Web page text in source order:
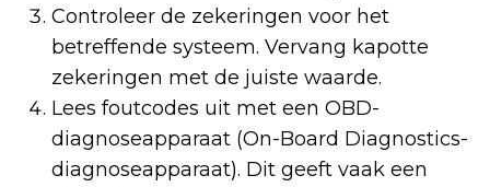
Controleer de zekeringen voor het
betreffende systeem. Vervang kapotte
zekeringen met de juiste waarde.
Lees foutcodes uit met een OBD-
diagnoseapparaat (On-Board Diagnostics-
diagnoseapparaat). Dit geeft vaak een